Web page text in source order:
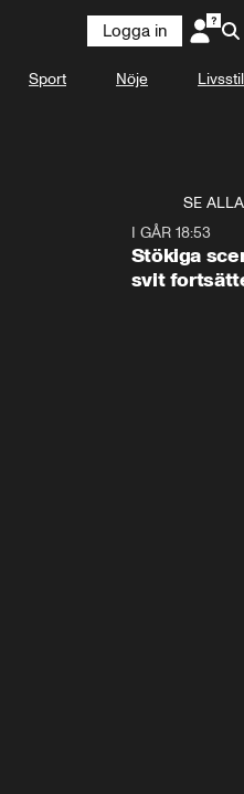
Logga in
Sport Nöje Livsstil
SE ALLA
I GÅR 18:53
Stökiga
svit